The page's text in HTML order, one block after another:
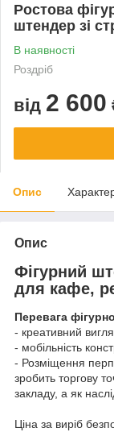
Ростова
штендер зі
В наявності
Роздріб
від 2 600
Опис
Опис
Фігурний
для кафе,
Перевага
- креативний
- мобільність
- Розміщення
зробить торгову
закладу, а як
Ціна за виріб